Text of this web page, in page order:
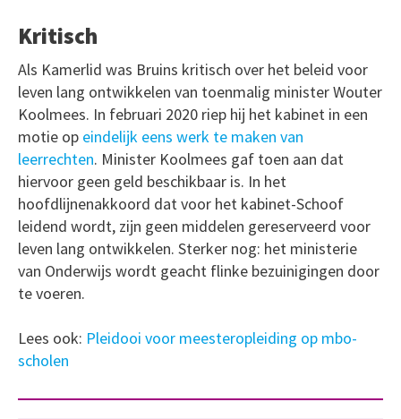
Kritisch
Als Kamerlid was Bruins kritisch over het beleid voor
leven lang ontwikkelen van toenmalig minister Wouter
Koolmees. In februari 2020 riep hij het kabinet in een
motie op eindelijk eens werk te maken van
leerrechten. Minister Koolmees gaf toen aan dat
hiervoor geen geld beschikbaar is. In het
hoofdlijnenakkoord dat voor het kabinet-Schoof
leidend wordt, zijn geen middelen gereserveerd voor
leven lang ontwikkelen. Sterker nog: het ministerie
van Onderwijs wordt geacht flinke bezuinigingen door
te voeren.
Lees ook: Pleidooi voor meesteropleiding op mbo-
scholen